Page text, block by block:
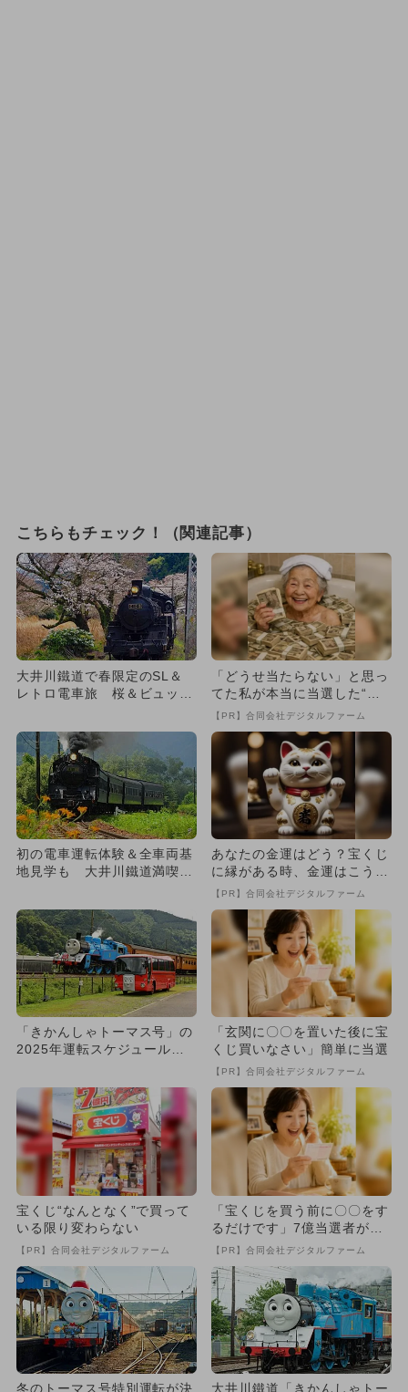
こちらもチェック！（関連記事）
大井川鐵道で春限定のSL＆
レトロ電車旅 桜＆ビュッフ
「どうせ当たらない」と思っ
てた私が本当に当選した“買
い方”がこれ
【PR】合同会社デジタルファーム
初の電車運転体験＆全車両基
地見学も 大井川鐵道満喫ツ
あなたの金運はどう？宝くじ
に縁がある時、金運はこう変
わる
【PR】合同会社デジタルファーム
「きかんしゃトーマス号」の
2025年運転スケジュール決
集...
「玄関に〇〇を置いた後に宝
くじ買いなさい」簡単に当選
【PR】合同会社デジタルファーム
宝くじ“なんとなく”で買って
いる限り変わらない
【PR】合同会社デジタルファーム
「宝くじを買う前に〇〇をす
るだけです」7億当選者が続
出
【PR】合同会社デジタルファーム
冬のトーマス号特別運転が決 大井川鐵道「きかんしゃトー